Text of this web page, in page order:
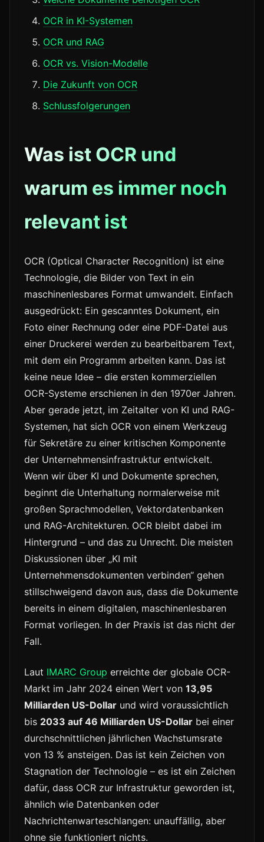
OCR in KI-Systemen
OCR und RAG
OCR vs. Vision-Modelle
Die Zukunft von OCR
Schlussfolgerungen
Was ist OCR und
warum es immer noch
relevant ist
OCR (Optical Character Recognition) ist eine
Technologie, die Bilder von Text in ein
maschinenlesbares Format umwandelt. Einfach
ausgedrückt: Ein gescanntes Dokument, ein
Foto einer Rechnung oder eine PDF-Datei aus
einer Druckerei werden zu bearbeitbarem Text,
mit dem ein Programm arbeiten kann. Das ist
keine neue Idee – die ersten kommerziellen
OCR-Systeme erschienen in den 1970er Jahren.
Aber gerade jetzt, im Zeitalter von KI und RAG-
Systemen, hat sich OCR von einem Werkzeug
für Sekretäre zu einer kritischen Komponente
der Unternehmensinfrastruktur entwickelt.
Wenn wir über KI und Dokumente sprechen,
beginnt die Unterhaltung normalerweise mit
großen Sprachmodellen, Vektordatenbanken
und RAG-Architekturen. OCR bleibt dabei im
Hintergrund – und das zu Unrecht. Die meisten
Diskussionen über „KI mit
Unternehmensdokumenten verbinden“ gehen
stillschweigend davon aus, dass die Dokumente
bereits in einem digitalen, maschinenlesbaren
Format vorliegen. In der Praxis ist das nicht der
Fall.
Laut IMARC Group erreichte der globale OCR-
Markt im Jahr 2024 einen Wert von 13,95
Milliarden US-Dollar und wird voraussichtlich
bis 2033 auf 46 Milliarden US-Dollar bei einer
durchschnittlichen jährlichen Wachstumsrate
von 13 % ansteigen. Das ist kein Zeichen von
Stagnation der Technologie – es ist ein Zeichen
dafür, dass OCR zur Infrastruktur geworden ist,
ähnlich wie Datenbanken oder
Nachrichtenwarteschlangen: unauffällig, aber
ohne sie funktioniert nichts.